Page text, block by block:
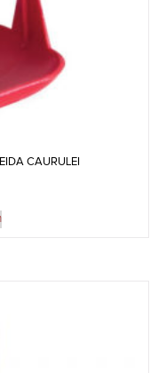
CAURULEI